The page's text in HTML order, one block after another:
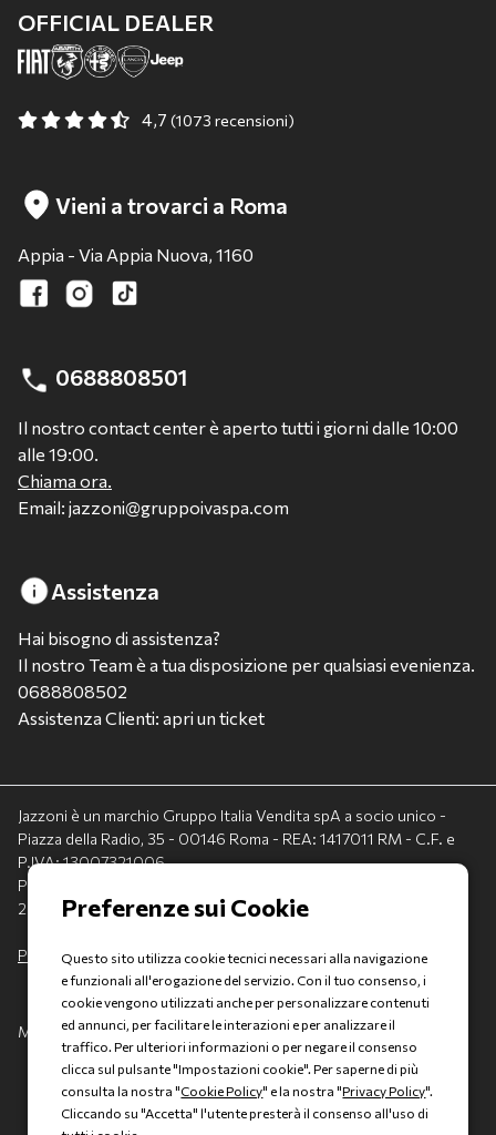
OFFICIAL DEALER
4,7 (1073 recensioni)
Vieni a trovarci a Roma
Appia - Via Appia Nuova, 1160
0688808501
Il nostro contact center è aperto tutti i giorni dalle 10:00
alle 19:00.
Chiama ora.
Email: jazzoni@gruppoivaspa.com
Assistenza
Hai bisogno di assistenza?
Il nostro Team è a tua disposizione per qualsiasi evenienza.
0688808502
Assistenza Clienti: apri un ticket
Jazzoni è un marchio Gruppo Italia Vendita spA a socio unico -
Piazza della Radio, 35 - 00146 Roma - REA: 1417011 RM - C.F. e
P.IVA: 13007321006
PEC: italiavenditauto@legalmail.it - Capitale sociale:
2.300.000,00 I.V.
Privacy policy -Cookie policy
Made with 💚 byAD HOC
Questo sito utilizza cookie tecnici necessari alla navigazione
e funzionali all'erogazione del servizio. Con il tuo consenso, i
cookie vengono utilizzati anche per personalizzare contenuti
ed annunci, per facilitare le interazioni e per analizzare il
traffico. Per ulteriori informazioni o per negare il consenso
clicca sul pulsante "Impostazioni cookie". Per saperne di più
consulta la nostra "Cookie Policy" e la nostra "Privacy Policy".
Cliccando su "Accetta" l'utente presterà il consenso all'uso di